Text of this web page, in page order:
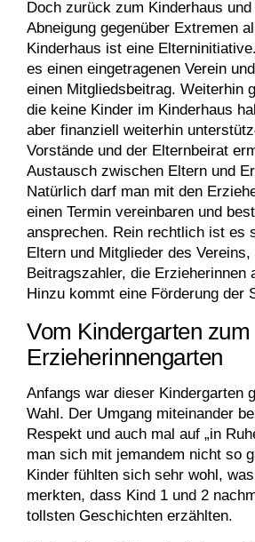
Doch zurück zum Kinderhaus
Abneigung gegenüber Extremen
Kinderhaus ist eine
es einen eingetragenen Verein
einen Mitgliedsbeitrag. Weiterhin
die keine Kinder im Kinderhaus
aber finanziell weiterhin
Vorstände und der Elternbeirat
Austausch zwischen Eltern und
Natürlich darf man mit den
einen Termin vereinbaren und
ansprechen. Rein rechtlich ist es
Eltern und Mitglieder des
Beitragszahler, die Erzieherinnen
Hinzu kommt eine Förderung der
Vom Kindergarten zum
Erzieherinnengarten
Anfangs war dieser Kindergarten
Wahl. Der Umgang miteinander
Respekt und auch mal auf „in
man sich mit jemandem nicht so
Kinder fühlten sich sehr wohl,
merkten, dass Kind 1 und 2
tollsten Geschichten erzählten.